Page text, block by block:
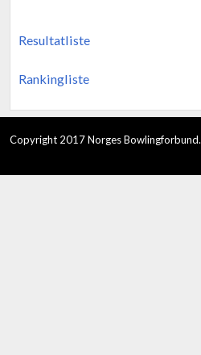
Resultatliste
Rankingliste
Copyright 2017 Norges Bowlingforbund.